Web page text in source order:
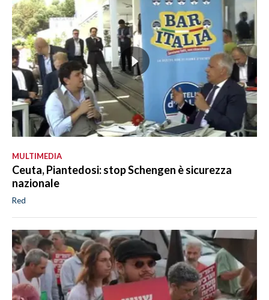
MULTIMEDIA
Ceuta, Piantedosi: stop Schengen è sicurezza
nazionale
Red